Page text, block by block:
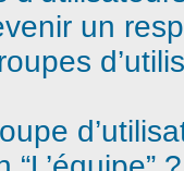
un